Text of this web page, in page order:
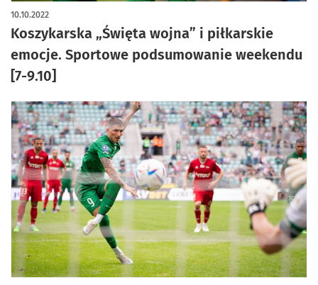
Koszykarska „Święta wojna” i piłkarskie
emocje. Sportowe podsumowanie weekendu
[7-9.10]
10.10.2022